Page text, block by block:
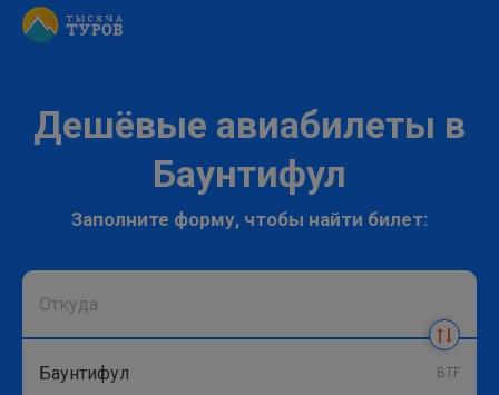
Дешёвые авиабилеты в
Баунтифул
Заполните форму, чтобы найти билет:
BTF